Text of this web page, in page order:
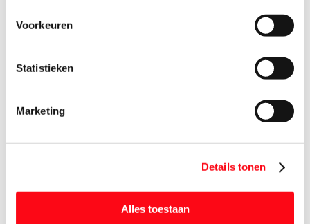
Voorkeuren
Statistieken
Marketing
Details tonen
Alles toestaan